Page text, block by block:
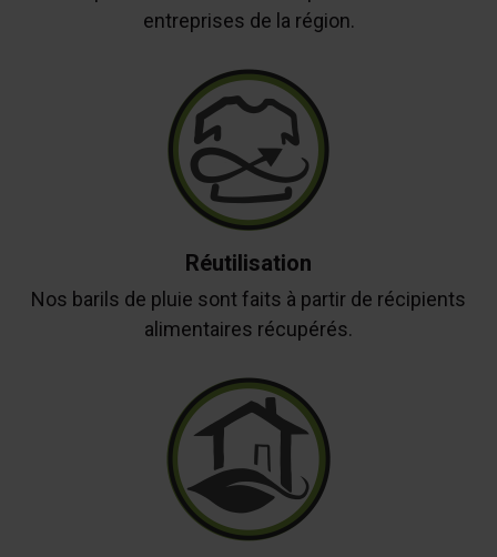
entreprises de la région.
Réutilisation
Nos barils de pluie sont faits à partir de récipients
alimentaires récupérés.